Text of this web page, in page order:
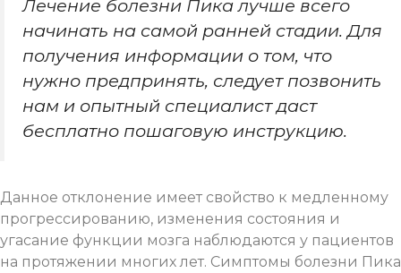
Лечение болезни Пика лучше всего
начинать на самой ранней стадии. Для
получения информации о том, что
нужно предпринять, следует позвонить
нам и опытный специалист даст
бесплатно пошаговую инструкцию.
Данное отклонение имеет свойство к медленному
прогрессированию, изменения состояния и
угасание функции мозга наблюдаются у пациентов
на протяжении многих лет. Симптомы болезни Пика